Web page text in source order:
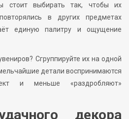
стоит выбирать так, чтобы их
в других предметах
единую палитру и ощущение
Сгруппируйте их на одной
детали воспринимаются
и меньше «раздробляют»
декора